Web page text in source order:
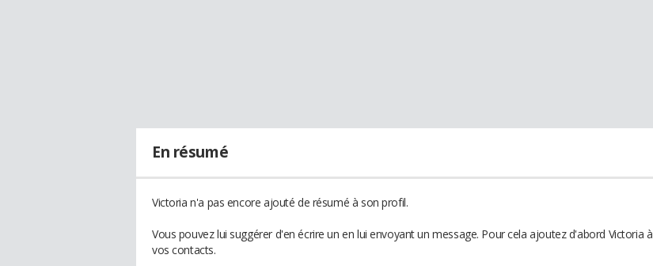
En résumé
Victoria n'a pas encore ajouté de résumé à son profil.
Vous pouvez lui suggérer d'en écrire un en lui envoyant un message. Pour cela ajoutez d'abord Victoria à
vos contacts.